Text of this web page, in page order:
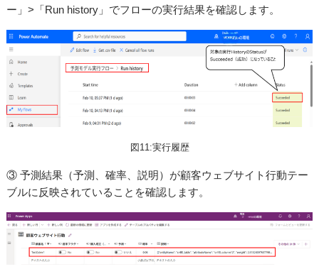
ー」>「Run history」でフローの実行結果を確認します。
図11:実行履歴
③ 予測結果（予測、確率、説明）が顧客ウェブサイト行動テー
ブルに反映されていることを確認します。